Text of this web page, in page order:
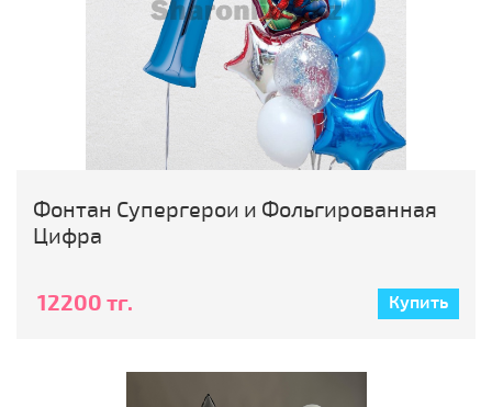
Фонтан Супергерои и Фольгированная
Цифра
12200 тг. Купить